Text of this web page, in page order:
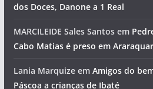
dos Doces, Danone a 1 Real
MARCILEIDE Sales Santosem
Cabo Matias é preso em
Lania Marquizeem Amigos do
Páscoa a crianças de Ibaté